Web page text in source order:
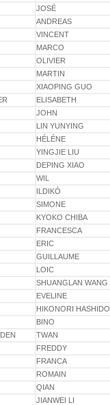
JOSÉ
ANDREAS
VINCENT
MARCO
OLIVIER
MARTIN
XIAOPING GUO
ELISABETH
JOHN
LIN YUNYING
HÉLÉNE
YINGJIE LIU
DEPING XIAO
WIL
ILDIKÓ
SIMONE
KYOKO CHIBA
FRANCESCA
ERIC
GUILLAUME
LOIC
SHUANGLAN WANG
EVELINE
HIKONORI HASHIDO
BINO
TWAN
FREDDY
FRANCA
ROMAIN
QIAN
JIANWEI LI